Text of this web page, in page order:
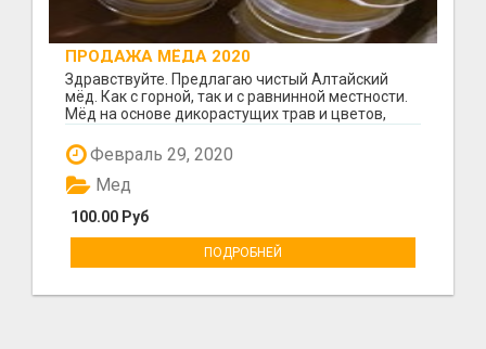
ПРОДАЖА МЁДА 2020
Здравствуйте. Предлагаю чистый Алтайский
мёд. Как с горной, так и с равнинной местности.
Мёд на основе дикорастущих трав и цветов,
Февраль 29, 2020
100.00 Руб
Мед
ПОДРОБНЕЙ